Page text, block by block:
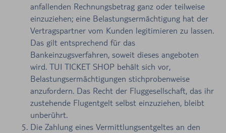
anfallenden Rechnungsbetrag ganz oder teilweise
einzuziehen; eine Belastungsermächtigung hat der
Vertragspartner vom Kunden legitimieren zu lassen.
Das gilt entsprechend für das
Bankeinzugsverfahren, soweit dieses angeboten
wird. TUI TICKET SHOP behält sich vor,
Belastungsermächtigungen stichprobenweise
anzufordern. Das Recht der Fluggesellschaft, das ihr
zustehende Flugentgelt selbst einzuziehen, bleibt
unberührt.
Die Zahlung eines Vermittlungsentgeltes an den